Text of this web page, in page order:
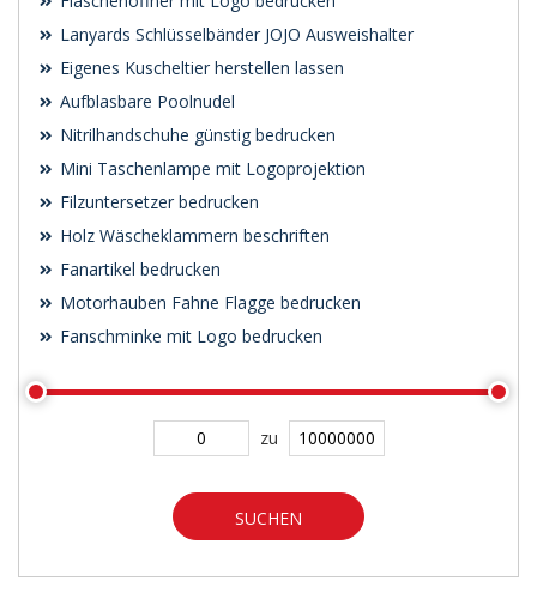
Lanyards Schlüsselbänder JOJO Ausweishalter
Eigenes Kuscheltier herstellen lassen
Aufblasbare Poolnudel
Nitrilhandschuhe günstig bedrucken
Mini Taschenlampe mit Logoprojektion
Filzuntersetzer bedrucken
Holz Wäscheklammern beschriften
Fanartikel bedrucken
Motorhauben Fahne Flagge bedrucken
Fanschminke mit Logo bedrucken
zu
SUCHEN